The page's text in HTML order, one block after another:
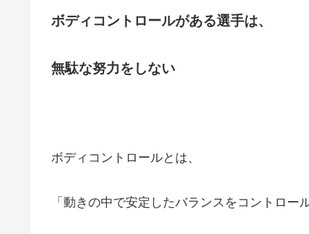
ボディコントロールがある選手は、
無駄な努力をしない
ボディコントロールとは、
「動きの中で安定したバランスをコントロー